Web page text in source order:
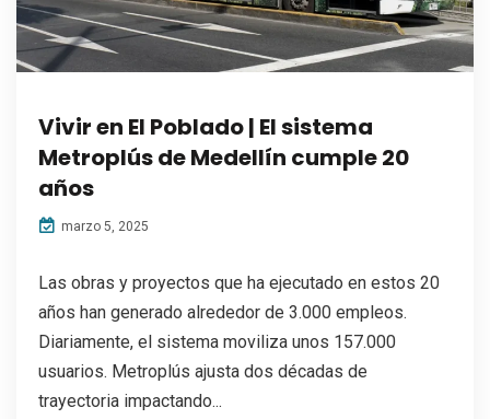
Vivir en El Poblado | El sistema
Metroplús de Medellín cumple 20
años
marzo 5, 2025
Las obras y proyectos que ha ejecutado en estos 20
años han generado alrededor de 3.000 empleos.
Diariamente, el sistema moviliza unos 157.000
usuarios. Metroplús ajusta dos décadas de
trayectoria impactando...